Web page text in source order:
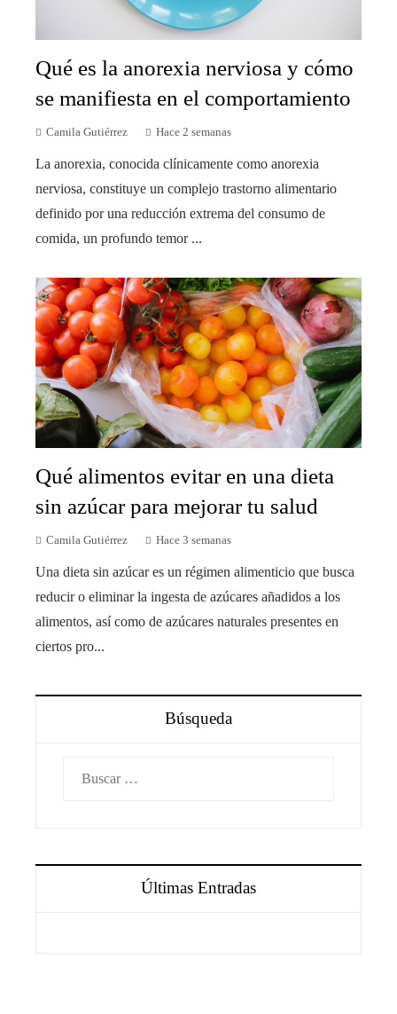
Qué es la anorexia nerviosa y cómo
se manifiesta en el comportamiento
Camila Gutiérrez Hace 2 semanas
La anorexia, conocida clínicamente como anorexia
nerviosa, constituye un complejo trastorno alimentario
definido por una reducción extrema del consumo de
comida, un profundo temor ...
Qué alimentos evitar en una dieta
sin azúcar para mejorar tu salud
Camila Gutiérrez Hace 3 semanas
Una dieta sin azúcar es un régimen alimenticio que busca
reducir o eliminar la ingesta de azúcares añadidos a los
alimentos, así como de azúcares naturales presentes en
ciertos pro...
Búsqueda
Últimas Entradas